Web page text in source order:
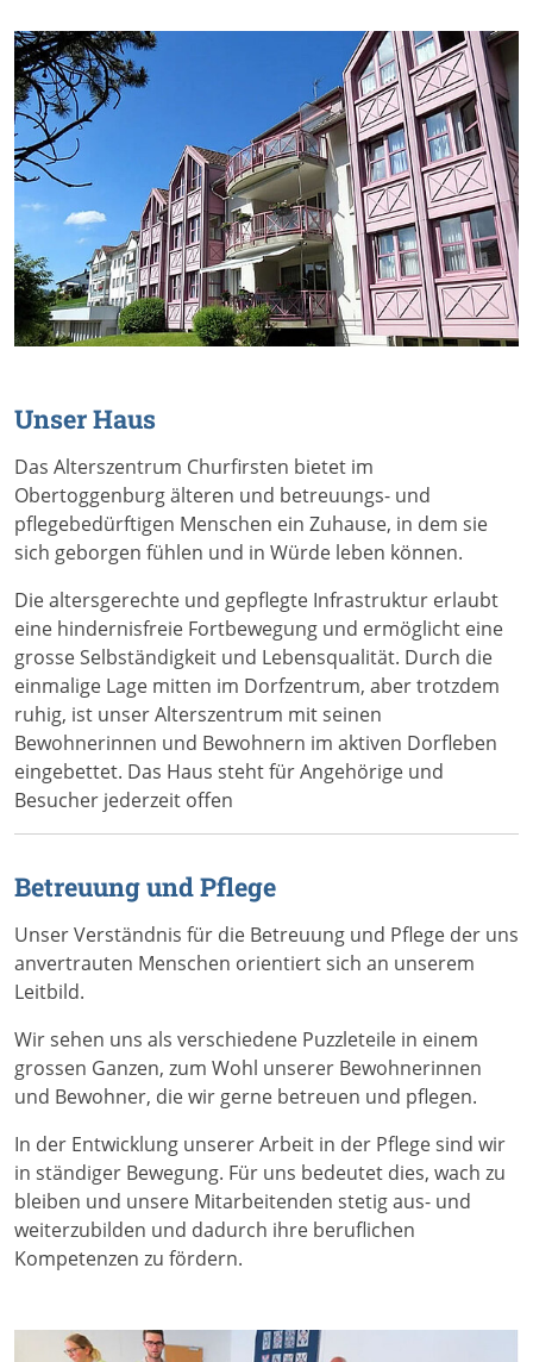
Unser Haus
Das Alterszentrum Churfirsten bietet im
Obertoggenburg älteren und betreuungs- und
pflegebedürftigen Menschen ein Zuhause, in dem sie
sich geborgen fühlen und in Würde leben können.
Die altersgerechte und gepflegte Infrastruktur erlaubt
eine hindernisfreie Fortbewegung und ermöglicht eine
grosse Selbständigkeit und Lebensqualität. Durch die
einmalige Lage mitten im Dorfzentrum, aber trotzdem
ruhig, ist unser Alterszentrum mit seinen
Bewohnerinnen und Bewohnern im aktiven Dorfleben
eingebettet. Das Haus steht für Angehörige und
Besucher jederzeit offen
Betreuung und Pflege
Unser Verständnis für die Betreuung und Pflege der uns
anvertrauten Menschen orientiert sich an unserem
Leitbild.
Wir sehen uns als verschiedene Puzzleteile in einem
grossen Ganzen, zum Wohl unserer Bewohnerinnen
und Bewohner, die wir gerne betreuen und pflegen.
In der Entwicklung unserer Arbeit in der Pflege sind wir
in ständiger Bewegung. Für uns bedeutet dies, wach zu
bleiben und unsere Mitarbeitenden stetig aus- und
weiterzubilden und dadurch ihre beruflichen
Kompetenzen zu fördern.